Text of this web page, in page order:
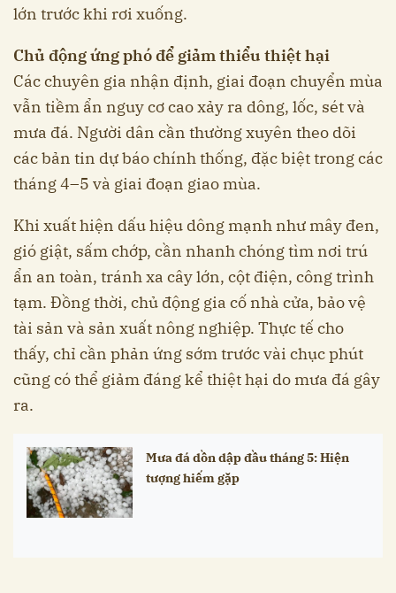
lớn trước khi rơi xuống.
Chủ động ứng phó để giảm thiểu thiệt hại
Các chuyên gia nhận định, giai đoạn chuyển mùa
vẫn tiềm ẩn nguy cơ cao xảy ra dông, lốc, sét và
mưa đá. Người dân cần thường xuyên theo dõi
các bản tin dự báo chính thống, đặc biệt trong các
tháng 4–5 và giai đoạn giao mùa.
Khi xuất hiện dấu hiệu dông mạnh như mây đen,
gió giật, sấm chớp, cần nhanh chóng tìm nơi trú
ẩn an toàn, tránh xa cây lớn, cột điện, công trình
tạm. Đồng thời, chủ động gia cố nhà cửa, bảo vệ
tài sản và sản xuất nông nghiệp. Thực tế cho
thấy, chỉ cần phản ứng sớm trước vài chục phút
cũng có thể giảm đáng kể thiệt hại do mưa đá gây
ra.
Mưa đá dồn dập đầu tháng 5: Hiện
tượng hiếm gặp